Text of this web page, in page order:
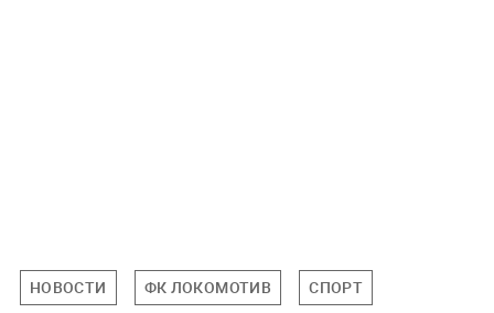
НОВОСТИ ФК ЛОКОМОТИВ СПОРТ